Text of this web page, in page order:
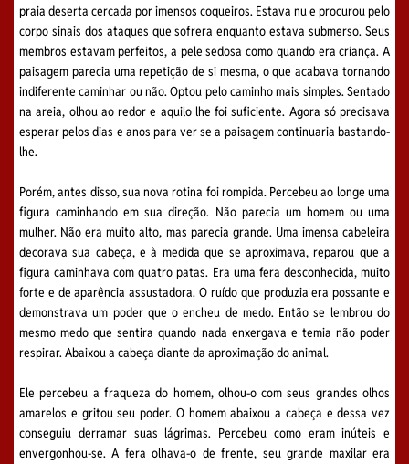
praia deserta cercada por imensos coqueiros. Estava nu e procurou pelo
corpo sinais dos ataques que sofrera enquanto estava submerso. Seus
membros estavam perfeitos, a pele sedosa como quando era criança. A
paisagem parecia uma repetição de si mesma, o que acabava tornando
indiferente caminhar ou não. Optou pelo caminho mais simples. Sentado
na areia, olhou ao redor e aquilo lhe foi suficiente. Agora só precisava
esperar pelos dias e anos para ver se a paisagem continuaria bastando-
lhe.
Porém, antes disso, sua nova rotina foi rompida. Percebeu ao longe uma
figura caminhando em sua direção. Não parecia um homem ou uma
mulher. Não era muito alto, mas parecia grande. Uma imensa cabeleira
decorava sua cabeça, e à medida que se aproximava, reparou que a
figura caminhava com quatro patas. Era uma fera desconhecida, muito
forte e de aparência assustadora. O ruído que produzia era possante e
demonstrava um poder que o encheu de medo. Então se lembrou do
mesmo medo que sentira quando nada enxergava e temia não poder
respirar. Abaixou a cabeça diante da aproximação do animal.
Ele percebeu a fraqueza do homem, olhou-o com seus grandes olhos
amarelos e gritou seu poder. O homem abaixou a cabeça e dessa vez
conseguiu derramar suas lágrimas. Percebeu como eram inúteis e
envergonhou-se. A fera olhava-o de frente, seu grande maxilar era